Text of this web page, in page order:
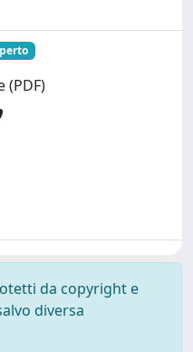
(PDF)
da copyright e
diversa